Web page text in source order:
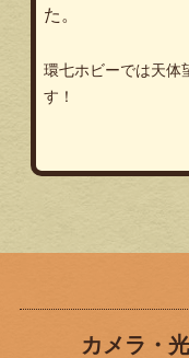
た。
環七ホビーでは天体
す！
カメラ・